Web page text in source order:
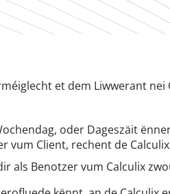
et dem Liwwerant nei
oder Dageszäit
Client, rechent de Calculix
als Benotzer vum Calculix